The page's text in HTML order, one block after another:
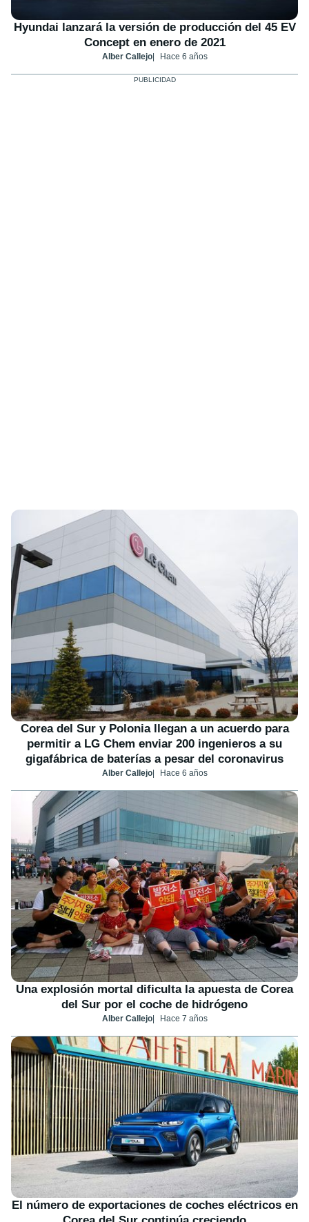
Hyundai lanzará la versión de producción del 45 EV
Concept en enero de 2021
Alber Callejo Hace 6 años
Corea del Sur y Polonia llegan a un acuerdo para
permitir a LG Chem enviar 200 ingenieros a su
gigafábrica de baterías a pesar del coronavirus
Alber Callejo Hace 6 años
Una explosión mortal dificulta la apuesta de Corea
del Sur por el coche de hidrógeno
Alber Callejo Hace 7 años
El número de exportaciones de coches eléctricos en